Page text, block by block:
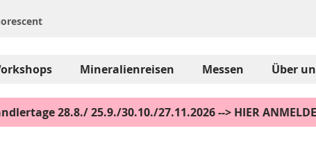
Mineralienreisen Messen Über
28.8./ 25.9./30.10./27.11.2026 --> HIER